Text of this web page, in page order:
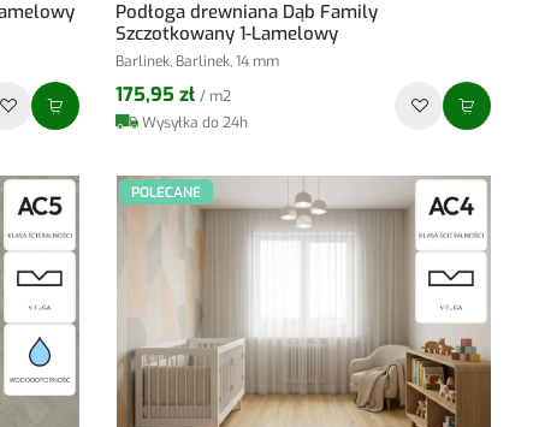
Podłoga drewniana Dąb Family
Szczotkowany 1-Lamelowy
Barlinek, Barlinek, 14 mm
175,95 zł / m2
Wysyłka do 24h
POLECANE